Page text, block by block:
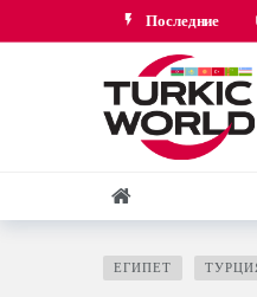
Последние
ЕГИПЕТ